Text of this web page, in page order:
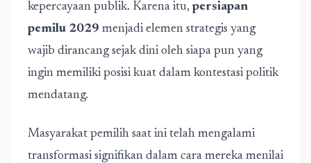
kepercayaan publik. Karena itu, persiapan
pemilu 2029 menjadi elemen strategis yang
wajib dirancang sejak dini oleh siapa pun yang
ingin memiliki posisi kuat dalam kontestasi politik
mendatang.
Masyarakat pemilih saat ini telah mengalami
transformasi signifikan dalam cara mereka menilai